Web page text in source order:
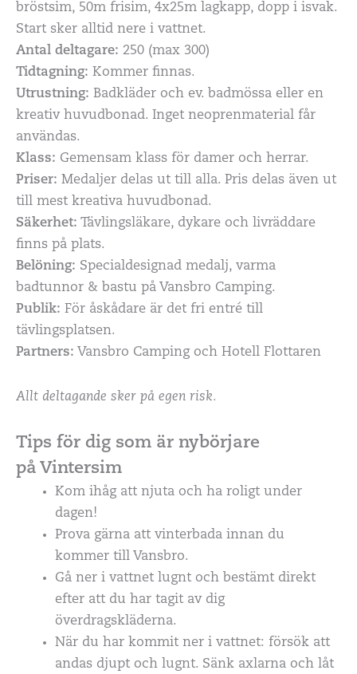
bröstsim, 50m frisim, 4x25m lagkapp, dopp i isvak.
Start sker alltid nere i vattnet.
Antal deltagare: 250 (max 300)
Tidtagning: Kommer finnas.
Utrustning: Badkläder och ev. badmössa eller en
kreativ huvudbonad. Inget neoprenmaterial får
användas.
Klass: Gemensam klass för damer och herrar.
Priser: Medaljer delas ut till alla. Pris delas även ut
till mest kreativa huvudbonad.
Säkerhet: Tävlingsläkare, dykare och livräddare
finns på plats.
Belöning: Specialdesignad medalj, varma
badtunnor & bastu på Vansbro Camping.
Publik: För åskådare är det fri entré till
tävlingsplatsen.
Partners: Vansbro Camping och Hotell Flottaren
Allt deltagande sker på egen risk.
Tips för dig som är nybörjare
på Vintersim
Kom ihåg att njuta och ha roligt under
dagen!
Prova gärna att vinterbada innan du
kommer till Vansbro.
Gå ner i vattnet lugnt och bestämt direkt
efter att du har tagit av dig
överdragskläderna.
När du har kommit ner i vattnet: försök att
andas djupt och lugnt. Sänk axlarna och låt